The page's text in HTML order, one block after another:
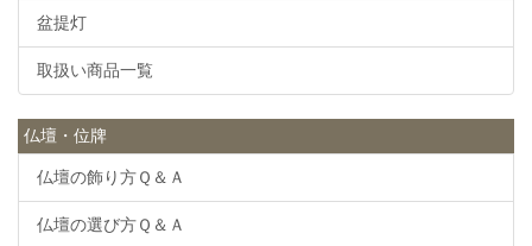
盆提灯
取扱い商品一覧
仏壇・位牌
仏壇の飾り方Ｑ＆Ａ
仏壇の選び方Ｑ＆Ａ